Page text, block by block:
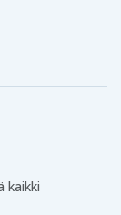
kaikki